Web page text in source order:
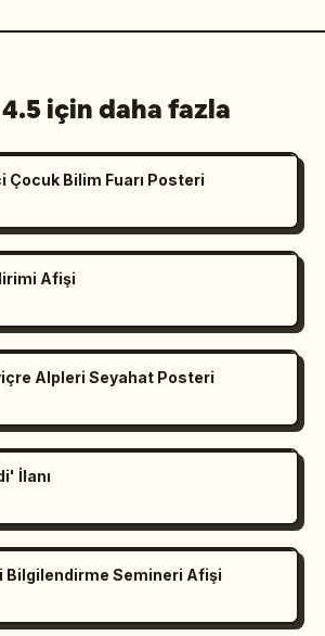
için daha fazla
Çocuk Bilim Fuarı Posteri
Afişi
Alpleri Seyahat Posteri
İlanı
Bilgilendirme Semineri Afişi